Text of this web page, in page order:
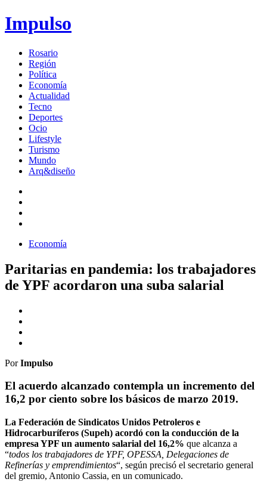
Impulso
Rosario
Región
Política
Economía
Actualidad
Tecno
Deportes
Ocio
Lifestyle
Turismo
Mundo
Arq&diseño
Economía
Paritarias en pandemia: los trabajadores
de YPF acordaron una suba salarial
PorImpulso
El acuerdo alcanzado contempla un incremento del
16,2 por ciento sobre los básicos de marzo 2019.
La Federación de Sindicatos Unidos Petroleros e
Hidrocarburíferos (Supeh) acordó con la conducción de la
empresa YPF un aumento salarial del 16,2% que alcanza a
“todos los trabajadores de YPF, OPESSA, Delegaciones de
Refinerías y emprendimientos“, según precisó el secretario general
del gremio, Antonio Cassia, en un comunicado.